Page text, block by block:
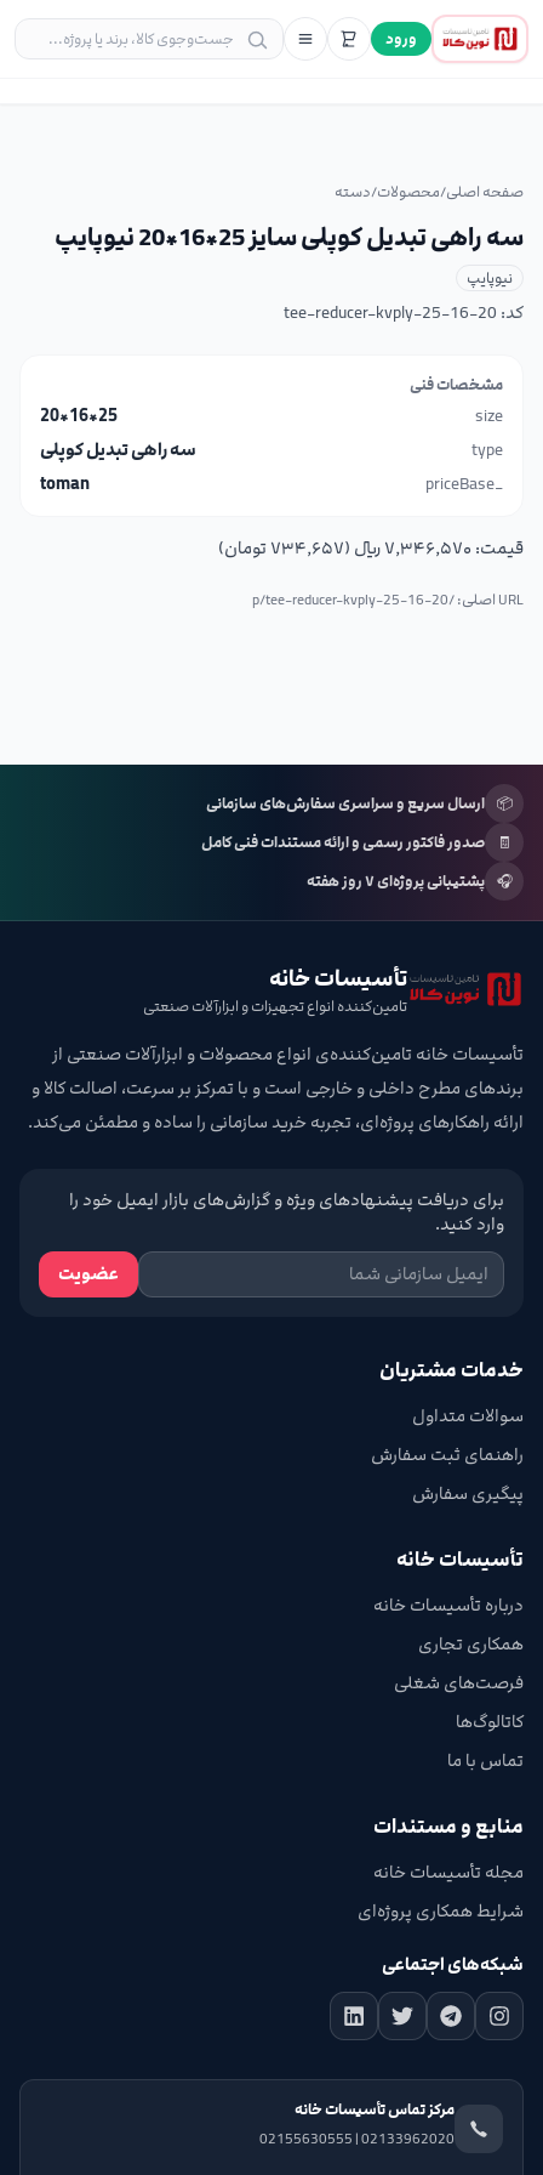
ورود
صفحه اصلی/محصولات/دسته
سه راهی تبدیل کوپلی سایز 25*16*20 نیوپایپ
نیوپایپ
کد: tee-reducer-kvply-25-16-20
مشخصات فنی
size
25*16*20
type
سه راهی تبدیل کوپلی
_priceBase
toman
قیمت: ۷٬۳۴۶٬۵۷۰ ریال (۷۳۴٬۶۵۷ تومان)
URL اصلی: /p/ tee-reducer-kvply-25-16-20
📦 ارسال سریع و سراسری سفارش‌های سازمانی
🧾
صدور فاکتور رسمی و ارائه مستندات فنی کامل
🎧 پشتیبانی پروژه‌ای ۷ روز هفته
تأسیسات خانه
تامین‌کننده انواع تجهیزات و ابزارآلات صنعتی
تأسیسات خانه تامین‌کننده‌ی انواع محصولات و ابزارآلات صنعتی از
برندهای مطرح داخلی و خارجی است و با تمرکز بر سرعت، اصالت کالا و
ارائه راهکارهای پروژه‌ای، تجربه خرید سازمانی را ساده و مطمئن می‌کند.
برای دریافت پیشنهادهای ویژه و گزارش‌های بازار ایمیل خود را
وارد کنید.
عضویت
خدمات مشتریان
سوالات متداول
راهنمای ثبت سفارش
پیگیری سفارش
تأسیسات خانه
درباره تأسیسات خانه
همکاری تجاری
فرصت‌های شغلی
کاتالوگ‌ها
تماس با ما
منابع و مستندات
مجله تأسیسات خانه
شرایط همکاری پروژه‌ای
شبکه‌های اجتماعی
مرکز تماس تأسیسات خانه
02133962020 | 02155630555